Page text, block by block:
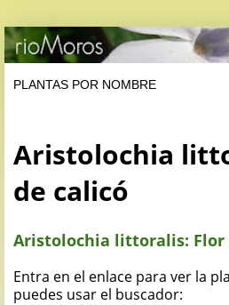
Aristolochia
de calicó
Aristolochia littoralis: Flor
Entra en el enlace para ver la
puedes usar el buscador: